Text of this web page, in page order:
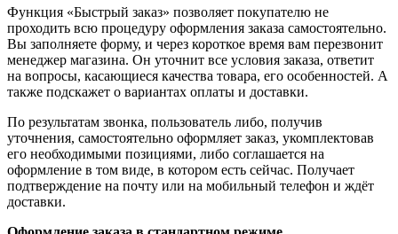
Функция «Быстрый заказ» позволяет покупателю не
проходить всю процедуру оформления заказа самостоятельно.
Вы заполняете форму, и через короткое время вам перезвонит
менеджер магазина. Он уточнит все условия заказа, ответит
на вопросы, касающиеся качества товара, его особенностей. А
также подскажет о вариантах оплаты и доставки.
По результатам звонка, пользователь либо, получив
уточнения, самостоятельно оформляет заказ, укомплектовав
его необходимыми позициями, либо соглашается на
оформление в том виде, в котором есть сейчас. Получает
подтверждение на почту или на мобильный телефон и ждёт
доставки.